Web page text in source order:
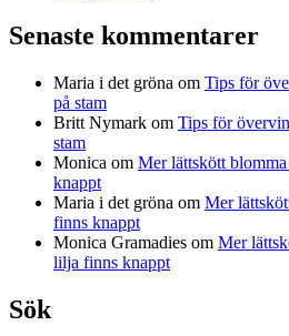
Senaste kommentarer
Maria i det gröna om Tips för
på stam
Britt Nymark om Tips för
stam
Monica om Mer lättskött
knappt
Maria i det gröna om Mer
finns knappt
Monica Gramadies om Mer
lilja finns knappt
Sök